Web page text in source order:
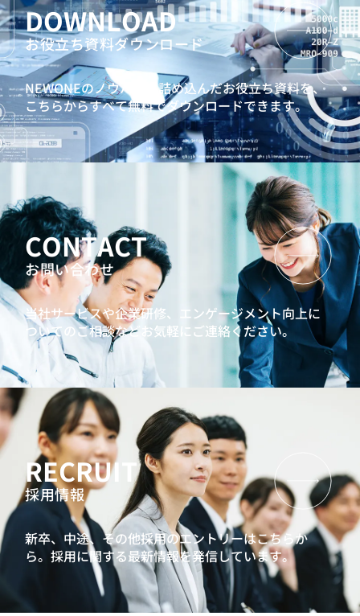
DOWNLOAD
お役立ち資料ダウンロード
NEWONEのノウハウを詰め込んだお役立ち資料を、
こちらからすべて無料でダウンロードできます。
CONTACT
お問い合わせ
当社サービスや企業研修、エンゲージメント向上に
ついてのご相談などお気軽にご連絡ください。
RECRUIT
採用情報
新卒、中途、その他採用のエントリーはこちらか
ら。採用に関する最新情報を発信しています。